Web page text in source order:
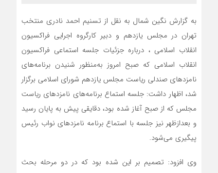
به گزارش نگین شمال به نقل از تسنیم احمد نادری منتخب
تهران در مجلس یازدهم و دبیر کارگروه اجرایی فراکسیون
انقلاب اسلامی ، درباره جزئیات جلسه استماعی فراکسیون
انقلاب اسلامی که صبح امروز به‌منظور شنیدن برنامه‌های
نامزدهای صندلی ریاست مجلس یازدهم شورای اسلامی برگزار
شد، اظهار داشت: جلسه استماع برنامه‌های نامزدهای ریاست
مجلس که از صبح آغاز شده بود، دقایقی پیش به پایان رسید
و بعدازظهر نیز جلسه با استماع برنامه نامزدهای نواب رئیس
پیگیری می‌شود.
وی افزود: تصمیم بر این شده بود که در دو مرحله بحث